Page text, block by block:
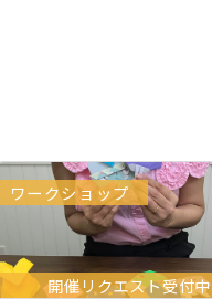
ワークショップ
開催リクエスト受付中